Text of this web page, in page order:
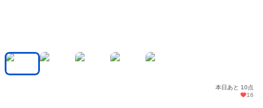
本日あと 10点
16